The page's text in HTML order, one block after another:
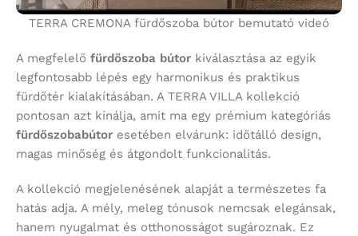
TERRA CREMONA fürdőszoba bútor bemutató videó
A megfelelő fürdőszoba bútor kiválasztása az egyik
legfontosabb lépés egy harmonikus és praktikus
fürdőtér kialakításában. A TERRA VILLA kollekció
pontosan azt kínálja, amit ma egy prémium kategóriás
fürdőszobabútor esetében elvárunk: időtálló design,
magas minőség és átgondolt funkcionalitás.
A kollekció megjelenésének alapját a természetes fa
hatás adja. A mély, meleg tónusok nemcsak elegánsak,
hanem nyugalmat és otthonosságot sugároznak. Ez